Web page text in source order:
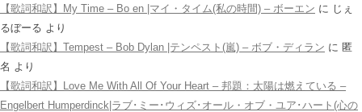
【歌詞和訳】My Time – Bo en |マイ・タイム(私の時間) – ボーエン に じぇ
るぼーる より
【歌詞和訳】Tempest – Bob Dylan |テンペスト(嵐) – ボブ・ディラン に 匿
名 より
【歌詞和訳】Love Me With All Of Your Heart – 邦題：太陽は燃えている –
Engelbert Humperdinck|ラブ･ミー･ウィズ･オール・オブ・ユア･ハート(心の